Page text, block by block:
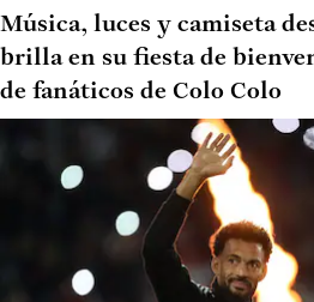
Música, luces y camiseta
brilla en su fiesta de
de fanáticos de Colo Colo